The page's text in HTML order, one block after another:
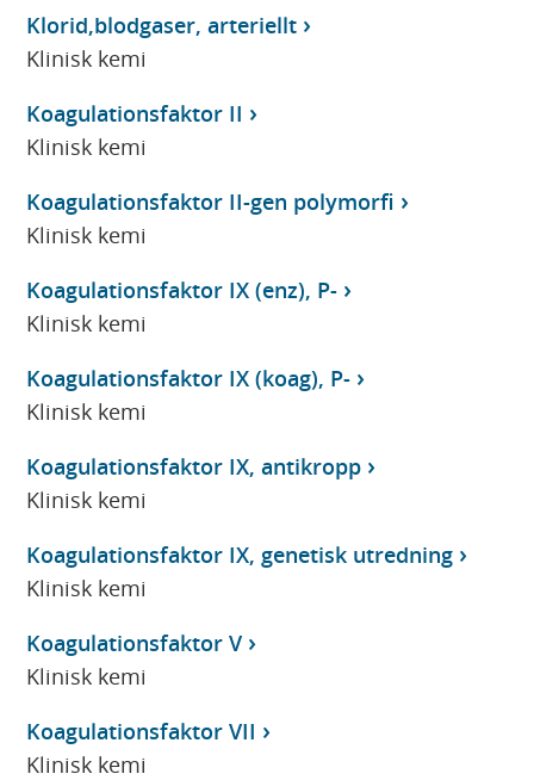
Klorid,blodgaser, arteriellt
Klinisk kemi
Koagulationsfaktor II
Klinisk kemi
Koagulationsfaktor II-gen polymorfi
Klinisk kemi
Koagulationsfaktor IX (enz), P-
Klinisk kemi
Koagulationsfaktor IX (koag), P-
Klinisk kemi
Koagulationsfaktor IX, antikropp
Klinisk kemi
Koagulationsfaktor IX, genetisk utredning
Klinisk kemi
Koagulationsfaktor V
Klinisk kemi
Koagulationsfaktor VII
Klinisk kemi